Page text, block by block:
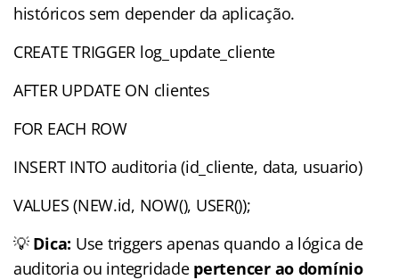
históricos sem depender da aplicação.
CREATE TRIGGER log_update_cliente
AFTER UPDATE ON clientes
FOR EACH ROW
INSERT INTO auditoria (id_cliente, data, usuario)
VALUES (NEW.id, NOW(), USER());
💡 Dica: Use triggers apenas quando a lógica de
auditoria ou integridade pertencer ao domínio